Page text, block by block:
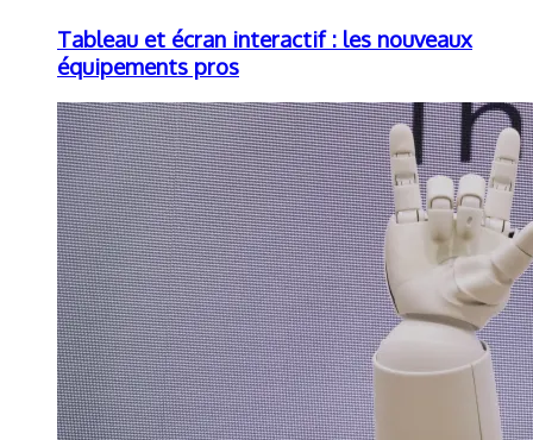
Tableau et écran interactif : les nouveaux
équipements pros